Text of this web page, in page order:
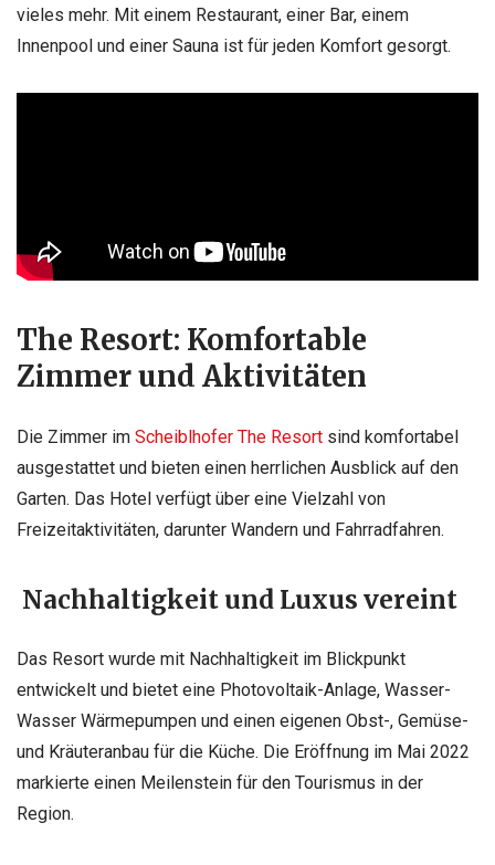
vieles mehr. Mit einem Restaurant, einer Bar, einem
Innenpool und einer Sauna ist für jeden Komfort gesorgt.
The Resort: Komfortable
Zimmer und Aktivitäten
Die Zimmer im Scheiblhofer The Resort sind komfortabel
ausgestattet und bieten einen herrlichen Ausblick auf den
Garten. Das Hotel verfügt über eine Vielzahl von
Freizeitaktivitäten, darunter Wandern und Fahrradfahren.
Nachhaltigkeit und Luxus vereint
Das Resort wurde mit Nachhaltigkeit im Blickpunkt
entwickelt und bietet eine Photovoltaik-Anlage, Wasser-
Wasser Wärmepumpen und einen eigenen Obst-, Gemüse-
und Kräuteranbau für die Küche. Die Eröffnung im Mai 2022
markierte einen Meilenstein für den Tourismus in der
Region.